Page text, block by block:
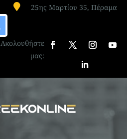
 25ης Μαρτίου 35, Πέραμα
Ακολουθήστε
μας: